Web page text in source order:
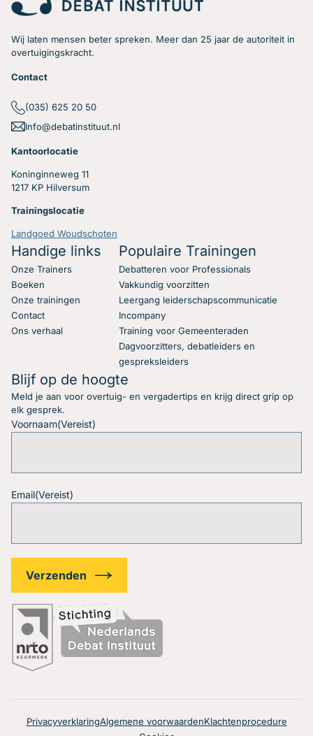
Wij laten mensen beter spreken. Meer dan 25 jaar de autoriteit in
overtuigingskracht.
Contact
(035) 625 20 50
Info@debatinstituut.nl
Kantoorlocatie
Koninginneweg 11
1217 KP Hilversum
Trainingslocatie
Landgoed Woudschoten
Handige links
Onze Trainers
Boeken
Onze trainingen
Contact
Ons verhaal
Populaire Trainingen
Debatteren voor Professionals
Vakkundig voorzitten
Leergang leiderschapscommunicatie
Incompany
Training voor Gemeenteraden
Dagvoorzitters, debatleiders en
gespreksleiders
Blijf op de hoogte
Meld je aan voor overtuig- en vergadertips en krijg direct grip op
elk gesprek.
Voornaam(Vereist)
Email(Vereist)
PrivacyverklaringAlgemene voorwaardenKlachtenprocedure